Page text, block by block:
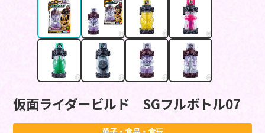
仮面ライダービルド SGフルボトル07